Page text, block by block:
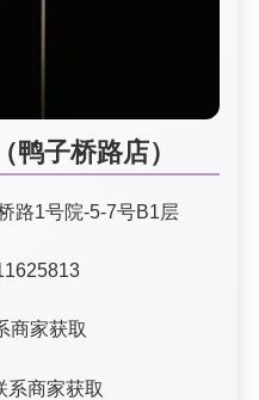
鸭子桥路店）
路1号院-5-7号B1层
商家获取
系商家获取